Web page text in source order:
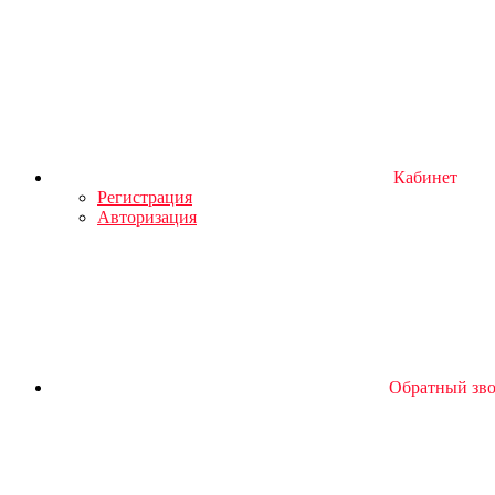
Кабинет
Регистрация
Авторизация
Обратный